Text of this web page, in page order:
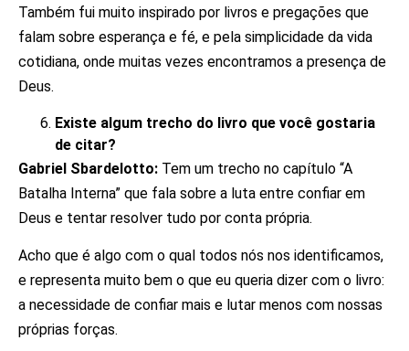
Também fui muito inspirado por livros e pregações que
falam sobre esperança e fé, e pela simplicidade da vida
cotidiana, onde muitas vezes encontramos a presença de
Deus.
Existe algum trecho do livro que você gostaria
de citar?
Gabriel Sbardelotto: Tem um trecho no capítulo “A
Batalha Interna” que fala sobre a luta entre confiar em
Deus e tentar resolver tudo por conta própria.
Acho que é algo com o qual todos nós nos identificamos,
e representa muito bem o que eu queria dizer com o livro:
a necessidade de confiar mais e lutar menos com nossas
próprias forças.